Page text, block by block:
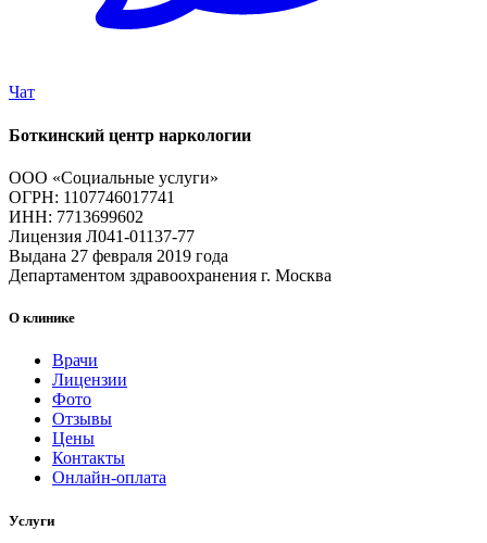
Чат
Боткинский центр наркологии
ООО «Социальные услуги»
ОГРН: 1107746017741
ИНН: 7713699602
Лицензия Л041-01137-77
Выдана 27 февраля 2019 года
Департаментом здравоохранения г. Москва
О клинике
Врачи
Лицензии
Фото
Отзывы
Цены
Контакты
Онлайн-оплата
Услуги